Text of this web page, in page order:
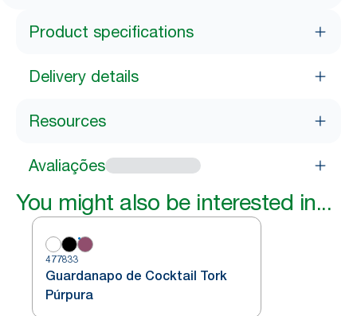
Product specifications
Delivery details
Resources
Avaliações
You might also be interested in...
477833
Guardanapo de Cocktail Tork
Púrpura